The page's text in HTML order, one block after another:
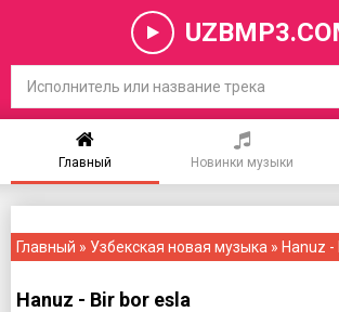
Главный Новинки музыки
Главный » Узбекская новая музыка » Hanuz -
Hanuz - Bir bor esla